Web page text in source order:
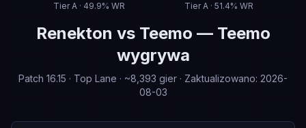
TierA· 49.9% WR TierA· 51.4% WR
Renekton vs Teemo — Teemo
wygrywa
Patch 16.15 · Top Lane · ~8,393 gier · Zaktualizowano: 2026-
08-03